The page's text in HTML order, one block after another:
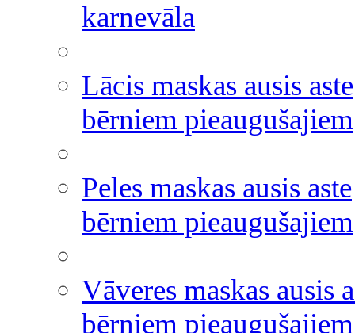
karnevāla
Lācis maskas ausis aste
bērniem pieaugušajiem
Peles maskas ausis aste
bērniem pieaugušajiem
Vāveres maskas ausis
bērniem pieaugušajiem